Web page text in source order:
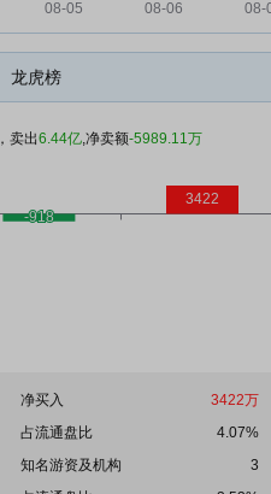
龙虎榜
，卖出6.44亿,净卖额-5989.11万
净买入
3422万
占流通盘比
4.07%
知名游资及机构
3